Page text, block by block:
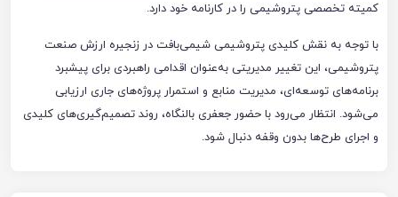
کمیته تخصصی پتروشیمی را در کارنامه خود دارد.
با توجه به نقش کلیدی پتروشیمی شیمی‌بافت در زنجیره ارزش صنعت
پتروشیمی، این تغییر مدیریتی به‌عنوان اقدامی راهبردی برای پیشبرد
برنامه‌های توسعه‌ای، مدیریت منابع و استمرار پروژه‌های جاری ارزیابی
می‌شود. انتظار می‌رود با حضور جعفری بالنگاه، روند تصمیم‌گیری‌های کلیدی
و اجرای طرح‌ها بدون وقفه دنبال شود.